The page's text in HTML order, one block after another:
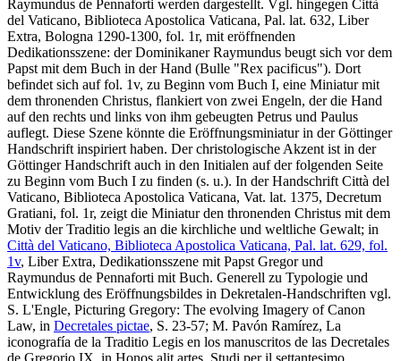
Raymundus de Pennaforti werden dargestellt. Vgl. hingegen Città
del Vaticano, Biblioteca Apostolica Vaticana, Pal. lat. 632, Liber
Extra, Bologna 1290-1300, fol. 1r, mit eröffnenden
Dedikationsszene: der Dominikaner Raymundus beugt sich vor dem
Papst mit dem Buch in der Hand (Bulle "Rex pacificus"). Dort
befindet sich auf fol. 1v, zu Beginn vom Buch I, eine Miniatur mit
dem thronenden Christus, flankiert von zwei Engeln, der die Hand
auf den rechts und links von ihm gebeugten Petrus und Paulus
auflegt. Diese Szene könnte die Eröffnungsminiatur in der Göttinger
Handschrift inspiriert haben. Der christologische Akzent ist in der
Göttinger Handschrift auch in den Initialen auf der folgenden Seite
zu Beginn vom Buch I zu finden (s. u.). In der Handschrift Città del
Vaticano, Biblioteca Apostolica Vaticana, Vat. lat. 1375, Decretum
Gratiani, fol. 1r, zeigt die Miniatur den thronenden Christus mit dem
Motiv der Traditio legis an die kirchliche und weltliche Gewalt; in
Città del Vaticano, Biblioteca Apostolica Vaticana, Pal. lat. 629, fol.
1v, Liber Extra, Dedikationsszene mit Papst Gregor und
Raymundus de Pennaforti mit Buch. Generell zu Typologie und
Entwicklung des Eröffnungsbildes in Dekretalen-Handschriften vgl.
S. L'Engle, Picturing Gregory: The evolving Imagery of Canon
Law, in Decretales pictae, S. 23-57; M. Pavón Ramírez, La
iconografía de la Traditio Legis en los manuscritos de las Decretales
de Gregorio IX, in Honos alit artes. Studi per il settantesimo